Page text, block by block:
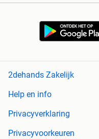
2dehands Zakelijk
Help en info
Privacyverklaring
Privacyvoorkeuren